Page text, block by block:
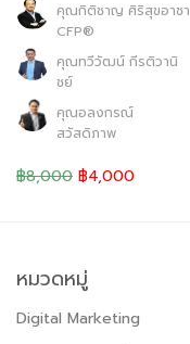
คุณกิติชาญ ศิริสุขอาชา
CFP®
คุณทวีวัฒน์ กีรติวานิ
ชย์
คุณอลงกรณ์
สวัสดิภาพ
฿8,000 ฿4,000
หมวดหมู่
Digital Marketing